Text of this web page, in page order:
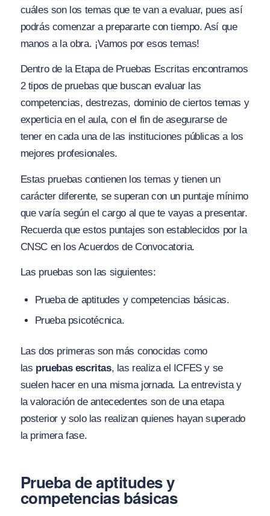
cuáles son los temas que te van a evaluar, pues así
podrás comenzar a prepararte con tiempo. Así que
manos a la obra. ¡Vamos por esos temas!
Dentro de la Etapa de Pruebas Escritas encontramos
2 tipos de pruebas que buscan evaluar las
competencias, destrezas, dominio de ciertos temas y
experticia en el aula, con el fin de asegurarse de
tener en cada una de las instituciones públicas a los
mejores profesionales.
Estas pruebas contienen los temas y tienen un
carácter diferente, se superan con un puntaje mínimo
que varía según el cargo al que te vayas a presentar.
Recuerda que estos puntajes son establecidos por la
CNSC en los Acuerdos de Convocatoria.
Las pruebas son las siguientes:
Prueba de aptitudes y competencias básicas.
Prueba psicotécnica.
Las dos primeras son más conocidas como
las pruebas escritas, las realiza el ICFES y se
suelen hacer en una misma jornada. La entrevista y
la valoración de antecedentes son de una etapa
posterior y solo las realizan quienes hayan superado
la primera fase.
Prueba de aptitudes y
competencias básicas